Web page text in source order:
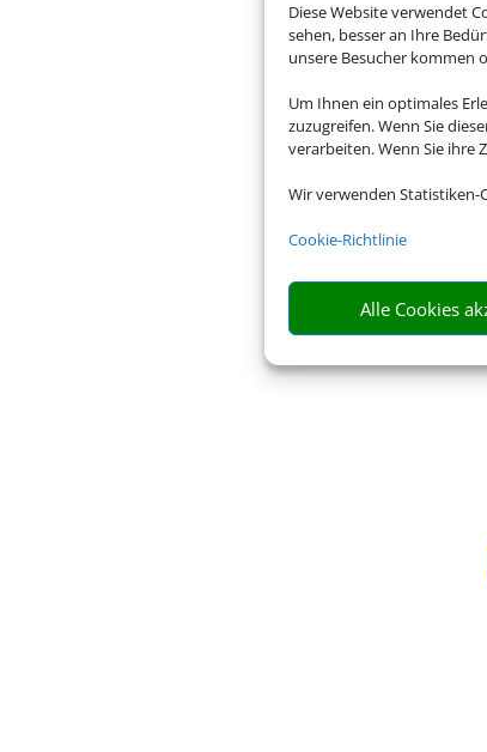
Diese Website verwendet
sehen, besser an Ihre
unsere Besucher kommen
Um Ihnen ein optimales
zuzugreifen. Wenn Sie
verarbeiten. Wenn Sie
Wir verwenden Statistiken-
Cookie-Richtlinie
Alle Cookies